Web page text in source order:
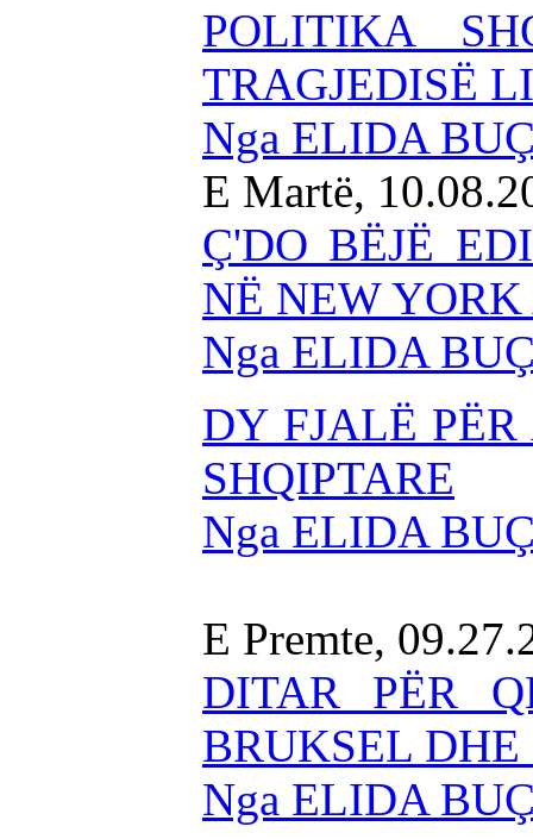
POLITIKA
TRAGJEDISË
Nga ELIDA
E Martë,
Ç'DO BËJË
NË NEW
Nga ELIDA
DY FJALË
SHQIPTARE
Nga ELIDA
E Premte,
DITAR PËR
BRUKSEL
Nga ELIDA